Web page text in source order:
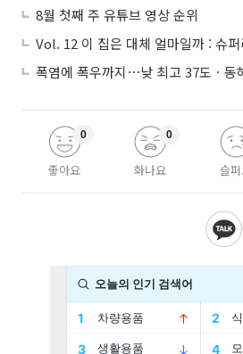
8월 첫째 주 유튜브 영상 순위
Vol. 12 이 집은 대체 얼마일까 : 슈
폭염에 폭우까지⋯낮 최고 37도ㆍ동
좋아요
0
화나요
0
슬